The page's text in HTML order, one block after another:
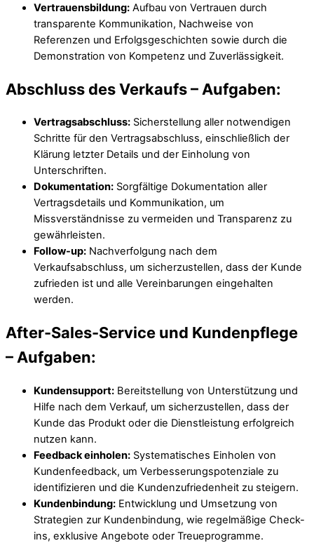
Vertrauensbildung: Aufbau von Vertrauen durch
transparente Kommunikation, Nachweise von
Referenzen und Erfolgsgeschichten sowie durch die
Demonstration von Kompetenz und Zuverlässigkeit.
Abschluss des Verkaufs – Aufgaben:
Vertragsabschluss: Sicherstellung aller notwendigen
Schritte für den Vertragsabschluss, einschließlich der
Klärung letzter Details und der Einholung von
Unterschriften.
Dokumentation: Sorgfältige Dokumentation aller
Vertragsdetails und Kommunikation, um
Missverständnisse zu vermeiden und Transparenz zu
gewährleisten.
Follow-up: Nachverfolgung nach dem
Verkaufsabschluss, um sicherzustellen, dass der Kunde
zufrieden ist und alle Vereinbarungen eingehalten
werden.
After-Sales-Service und Kundenpflege
–Aufgaben:
Kundensupport: Bereitstellung von Unterstützung und
Hilfe nach dem Verkauf, um sicherzustellen, dass der
Kunde das Produkt oder die Dienstleistung erfolgreich
nutzen kann.
Feedback einholen: Systematisches Einholen von
Kundenfeedback, um Verbesserungspotenziale zu
identifizieren und die Kundenzufriedenheit zu steigern.
Kundenbindung: Entwicklung und Umsetzung von
Strategien zur Kundenbindung, wie regelmäßige Check-
ins, exklusive Angebote oder Treueprogramme.